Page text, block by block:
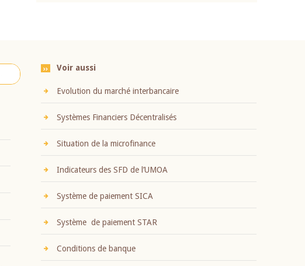
Voir aussi
Evolution du marché interbancaire
Systèmes Financiers Décentralisés
Situation de la microfinance
Indicateurs des SFD de l’UMOA
Système de paiement SICA
Système de paiement STAR
Conditions de banque